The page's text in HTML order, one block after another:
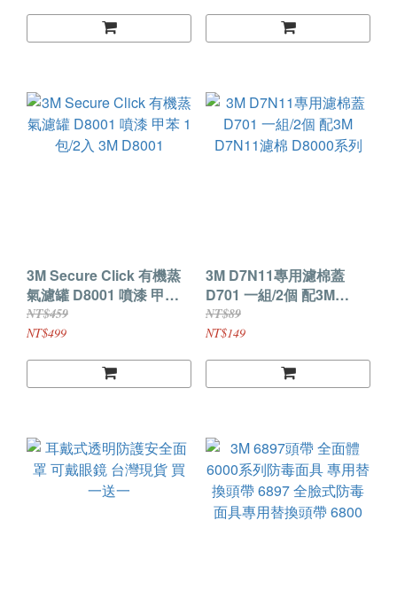
3M Secure Click 有機蒸
氣濾罐 D8001 噴漆 甲苯 1
包/2入 3M D8001
NT$459
NT$499
3M D7N11專用濾棉蓋
D701 一組/2個 配3M
D7N11濾棉 D8000系列
NT$89
NT$149